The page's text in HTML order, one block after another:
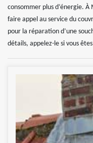
consommer plus d’énergie.
faire appel au service du
pour la réparation d’une
détails, appelez-le si vous